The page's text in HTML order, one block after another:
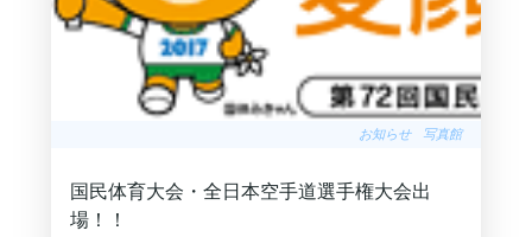
お知らせ 写真館
国民体育大会・全日本空手道選手権大会出
場！！